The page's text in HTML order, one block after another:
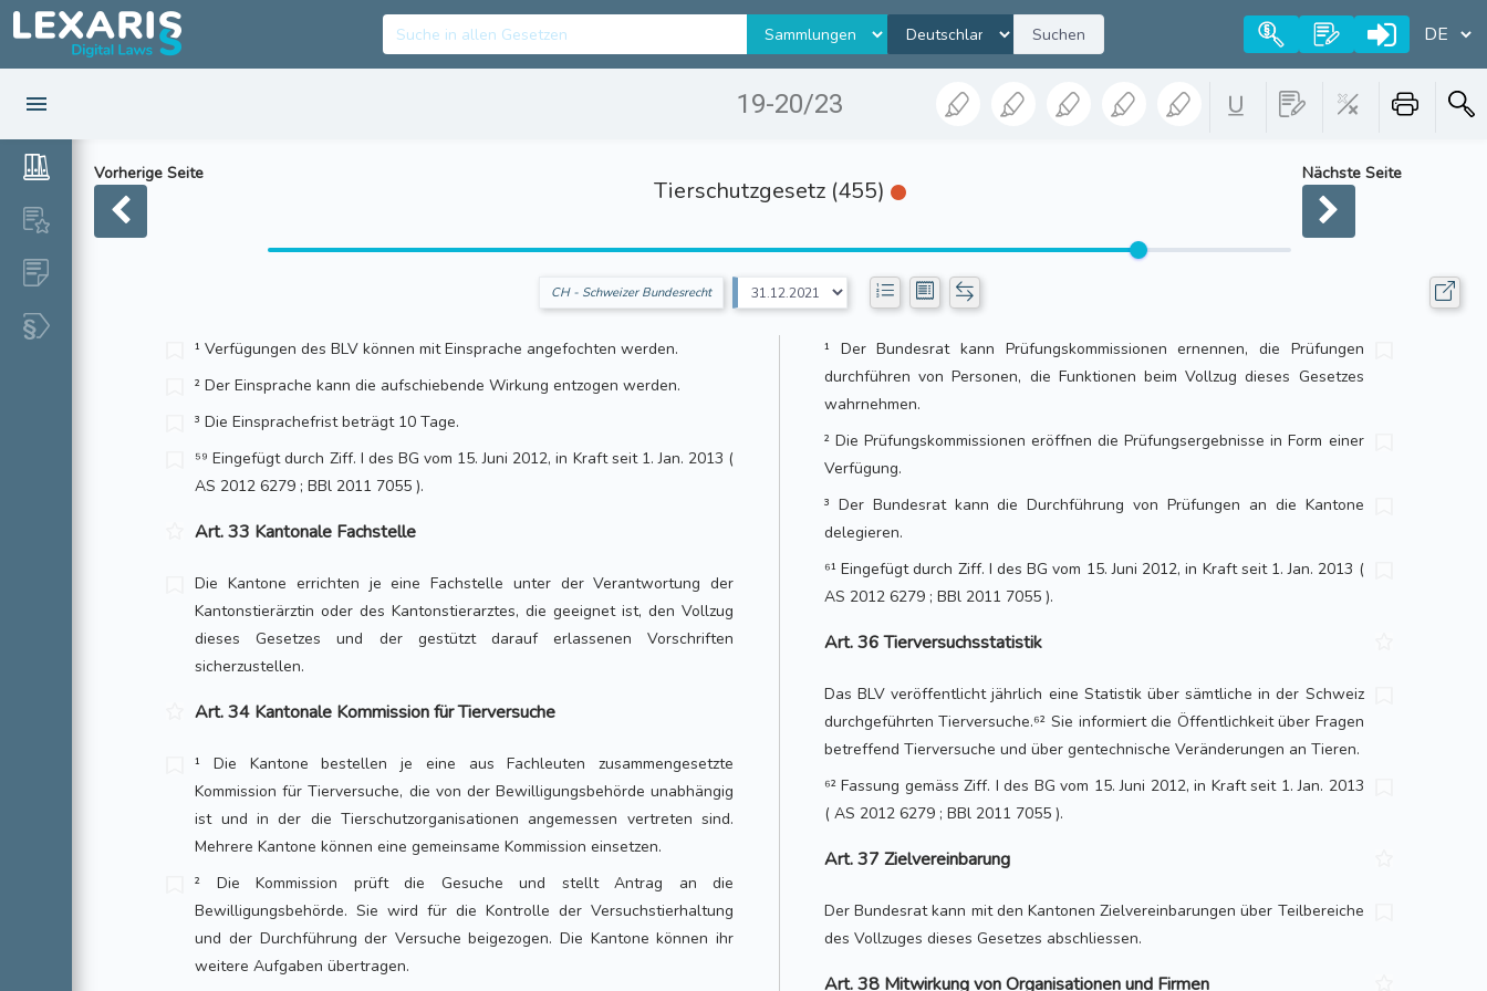
Suchen
19-20/23
Vorherige Seite
Tierschutzgesetz (455)
Nächste Seite
CH - Schweizer Bundesrecht
¹ Verfügungen des BLV können mit Einsprache angefochten werden.
² Der Einsprache kann die aufschiebende Wirkung entzogen werden.
³ Die Einsprachefrist beträgt 10 Tage.
⁵⁹ Eingefügt durch Ziff. I des BG vom 15. Juni 2012, in Kraft seit 1. Jan. 2013 (
AS 2012 6279 ; BBl 2011 7055 ).
Art. 33 Kantonale Fachstelle
Die Kantone errichten je eine Fachstelle unter der Verantwortung der
Kantonstier­ärztin oder des Kantonstierarztes, die geeignet ist, den Vollzug
dieses Gesetzes und der gestützt darauf erlassenen Vorschriften
sicherzustellen.
Art. 34 Kantonale Kommission für Tierversuche
¹ Die Kantone bestellen je eine aus Fachleuten zusammengesetzte
Kommission für Tierversuche, die von der Bewilligungsbehörde unabhängig
ist und in der die Tier­schutzorganisationen angemessen vertreten sind.
Mehrere Kantone können eine gemeinsame Kommission einsetzen.
² Die Kommission prüft die Gesuche und stellt Antrag an die
Bewilligungsbehörde. Sie wird für die Kontrolle der Versuchstierhaltung
und der Durchführung der Ver­suche beigezogen. Die Kantone können ihr
weitere Aufgaben übertragen.
¹ Der Bundesrat kann Prüfungskommissionen ernennen, die Prüfungen
durchführen von Personen, die Funktionen beim Vollzug dieses Gesetzes
wahrnehmen.
² Die Prüfungskommissionen eröffnen die Prüfungsergebnisse in Form einer
Verfügung.
³ Der Bundesrat kann die Durchführung von Prüfungen an die Kantone
delegieren.
⁶¹ Eingefügt durch Ziff. I des BG vom 15. Juni 2012, in Kraft seit 1. Jan. 2013 (
AS 2012 6279 ; BBl 2011 7055 ).
Art. 36 Tierversuchsstatistik
Das BLV veröffentlicht jährlich eine Statistik über sämtliche in der Schweiz
durchgeführten Tierversuche.⁶² Sie informiert die Öffentlichkeit über Fragen
betreffend Tierversuche und über gentechnische Veränderungen an Tieren.
⁶² Fassung gemäss Ziff. I des BG vom 15. Juni 2012, in Kraft seit 1. Jan. 2013
( AS 2012 6279 ; BBl 2011 7055 ).
Art. 37 Zielvereinbarung
Der Bundesrat kann mit den Kantonen Zielvereinbarungen über Teilbereiche
des Vollzuges dieses Gesetzes abschliessen.
Art. 38 Mitwirkung von Organisationen und Firmen